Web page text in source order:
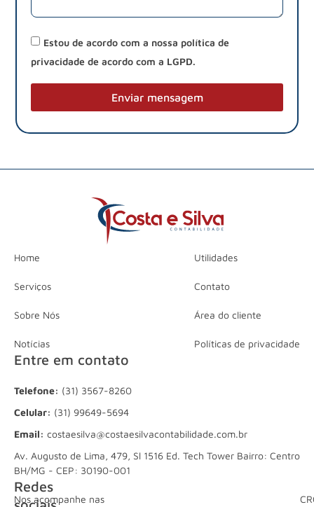
Estou de acordo com a nossa política de
privacidade de acordo com a LGPD.
Enviar mensagem
Home
Serviços
Sobre Nós
Notícias
Utilidades
Contato
Área do cliente
Políticas de privacidade
Entre em contato
Telefone: (31) 3567-8260
Celular: (31) 99649-5694
Email: costaesilva@costaesilvacontabilidade.com.br
Av. Augusto de Lima, 479, Sl 1516 Ed. Tech Tower Bairro: Centro
BH/MG - CEP: 30190-001
Redes
Nos acompanhe nas